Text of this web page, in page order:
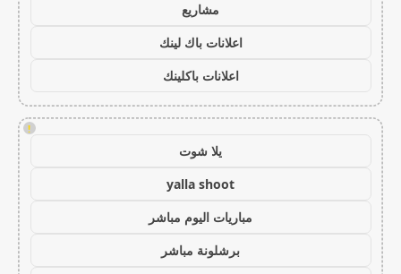
مشاريع
اعلانات باك لينك
اعلانات باكلينك
!
يلا شوت
yalla shoot
مباريات اليوم مباشر
برشلونة مباشر